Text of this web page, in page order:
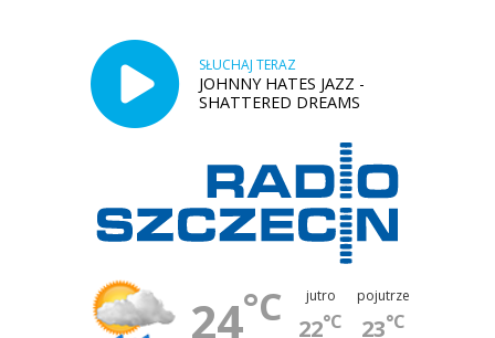
SŁUCHAJ TERAZ
JOHNNY HATES JAZZ -
SHATTERED DREAMS
24°C jutro
22°C
pojutrze
23°C